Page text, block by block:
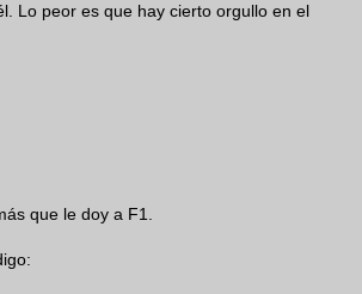
Lo peor es que hay cierto orgullo en el
que le doy a F1.